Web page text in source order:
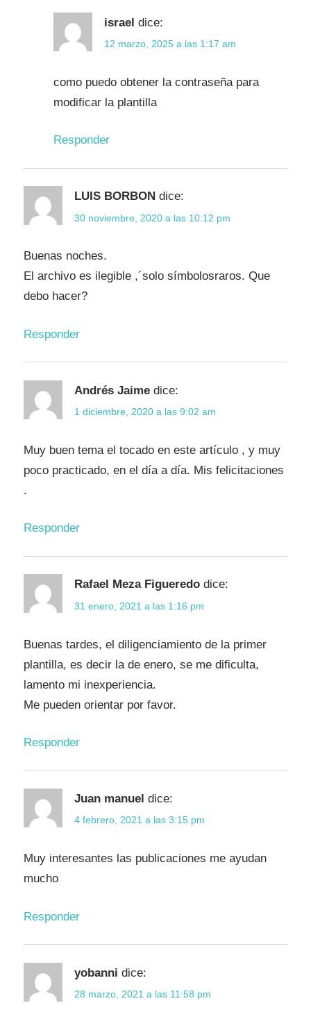
israel dice:
12 marzo, 2025 a las 1:17 am
como puedo obtener la contraseña para
modificar la plantilla
Responder
LUIS BORBON dice:
30 noviembre, 2020 a las 10:12 pm
Buenas noches.
El archivo es ilegible ,´solo símbolosraros. Que
debo hacer?
Responder
Andrés Jaime dice:
1 diciembre, 2020 a las 9:02 am
Muy buen tema el tocado en este artículo , y muy
poco practicado, en el día a día. Mis felicitaciones
.
Responder
Rafael Meza Figueredo dice:
31 enero, 2021 a las 1:16 pm
Buenas tardes, el diligenciamiento de la primer
plantilla, es decir la de enero, se me dificulta,
lamento mi inexperiencia.
Me pueden orientar por favor.
Responder
Juan manuel dice:
4 febrero, 2021 a las 3:15 pm
Muy interesantes las publicaciones me ayudan
mucho
Responder
yobanni dice:
28 marzo, 2021 a las 11:58 pm